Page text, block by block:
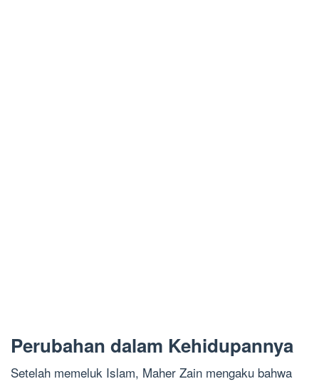
Perubahan dalam Kehidupannya
Setelah memeluk Islam, Maher Zain mengaku bahwa